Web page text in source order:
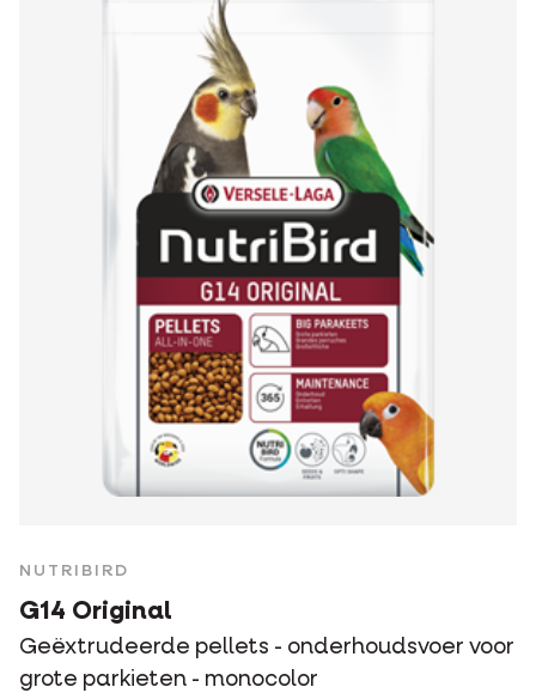
NUTRIBIRD
G14 Original
Geëxtrudeerde pellets - onderhoudsvoer voor
grote parkieten - monocolor